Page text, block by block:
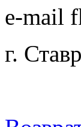
e-mail
г.